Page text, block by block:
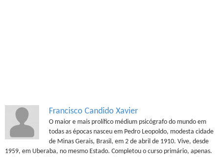
Francisco Candido Xavier
O maior e mais prolífico médium psicógrafo do mundo em
todas as épocas nasceu em Pedro Leopoldo, modesta cidade
de Minas Gerais, Brasil, em 2 de abril de 1910. Vive, desde
1959, em Uberaba, no mesmo Estado. Completou o curso primário, apenas.